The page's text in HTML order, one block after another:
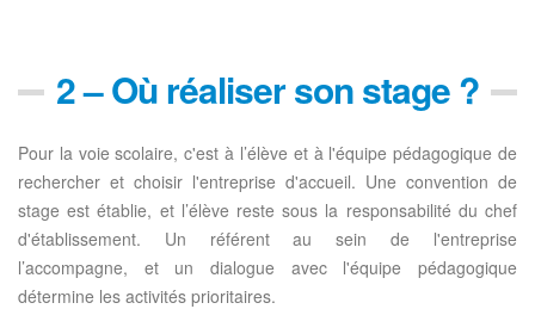
2 – Où réaliser son stage ?
Pour la voie scolaire, c'est à l’élève et à l'équipe pédagogique de
rechercher et choisir l'entreprise d'accueil. Une convention de
stage est établie, et l’élève reste sous la responsabilité du chef
d'établissement. Un référent au sein de l'entreprise
l’accompagne, et un dialogue avec l'équipe pédagogique
détermine les activités prioritaires.